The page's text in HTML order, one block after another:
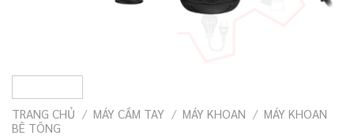
TRANG CHỦ / MÁY CẦM TAY / MÁY KHOAN / MÁY KHOAN
BÊ TÔNG